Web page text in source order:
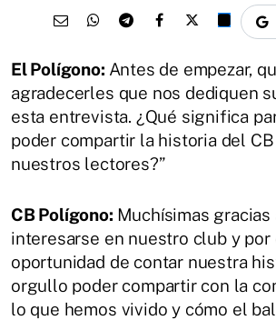
El Polígono: Antes de empezar,
agradecerles que nos dediquen
esta entrevista. ¿Qué significa
poder compartir la historia del
nuestros lectores?”
CB Polígono: Muchísimas
interesarse en nuestro club y por
oportunidad de contar nuestra
orgullo poder compartir con la
lo que hemos vivido y cómo el